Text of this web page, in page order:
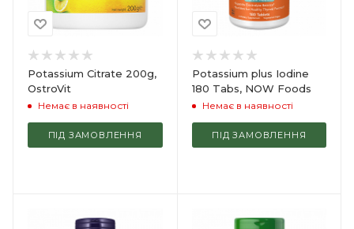
Potassium Citrate 200g,
OstroVit
Немає в наявності
ПІД ЗАМОВЛЕННЯ
Potassium plus Iodine
180 Tabs, NOW Foods
Немає в наявності
ПІД ЗАМОВЛЕННЯ